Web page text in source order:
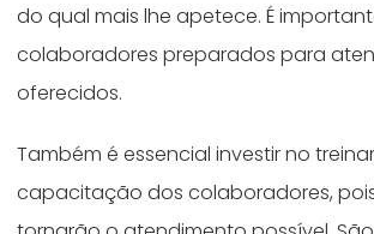
do qual mais lhe apetece. É
colaboradores preparados para
oferecidos.
Também é essencial investir no
capacitação dos colaboradores,